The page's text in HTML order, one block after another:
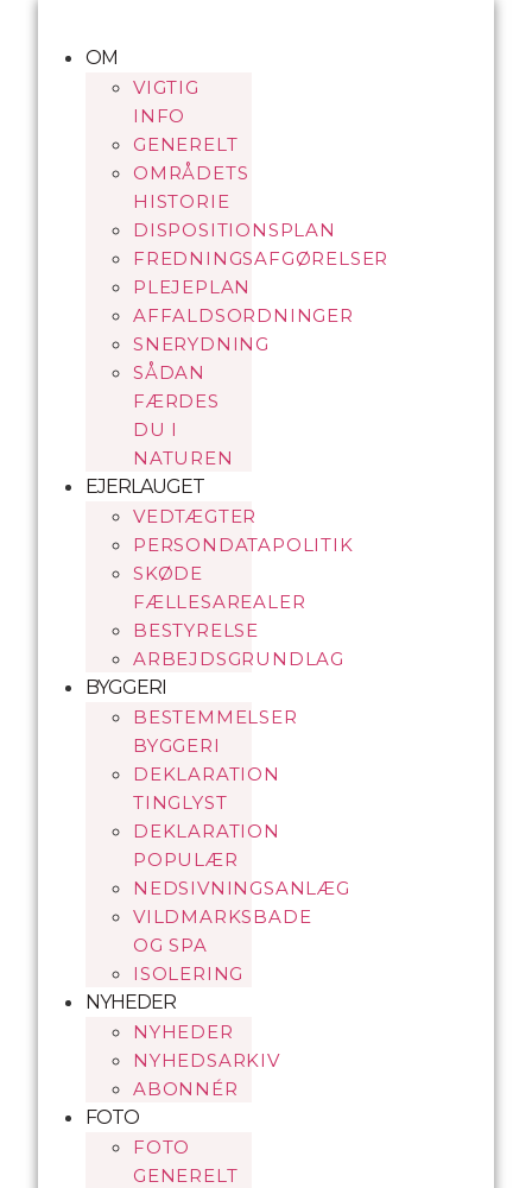
OM
VIGTIG
INFO
GENERELT
OMRÅDETS
HISTORIE
DISPOSITIONSPLAN
FREDNINGSAFGØRELSER
PLEJEPLAN
AFFALDSORDNINGER
SNERYDNING
SÅDAN
FÆRDES
DU I
NATUREN
EJERLAUGET
VEDTÆGTER
PERSONDATAPOLITIK
SKØDE
FÆLLESAREALER
BESTYRELSE
ARBEJDSGRUNDLAG
BYGGERI
BESTEMMELSER
BYGGERI
DEKLARATION
TINGLYST
DEKLARATION
POPULÆR
NEDSIVNINGSANLÆG
VILDMARKSBADE
OG SPA
ISOLERING
NYHEDER
NYHEDER
NYHEDSARKIV
ABONNÉR
FOTO
FOTO
GENERELT